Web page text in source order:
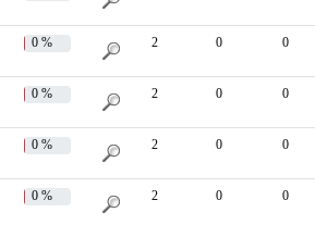
0 % 2 0 0
0 % 2 0 0
0 % 2 0 0
0 % 2 0 0